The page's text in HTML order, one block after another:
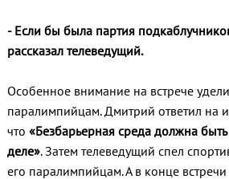
- Если бы была партия
рассказал телеведущий.
Особенное внимание на встрече
паралимпийцам. Дмитрий ответил на
что «Безбарьерная среда должна
деле». Затем телеведущий спел
его паралимпийцам. А в конце встречи